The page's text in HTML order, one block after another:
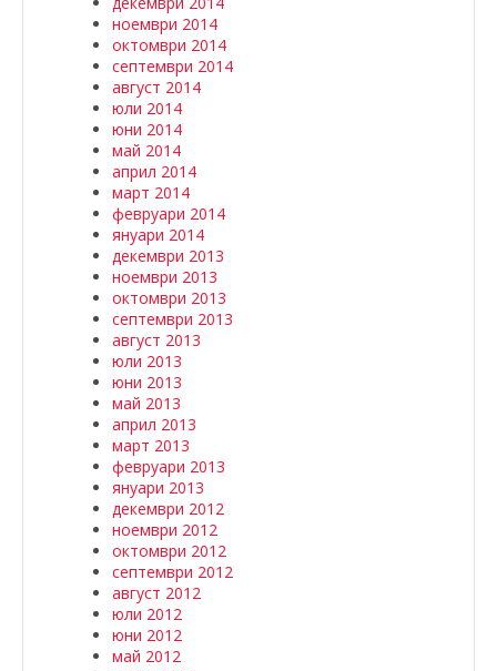
ноември 2014
октомври 2014
септември 2014
август 2014
юли 2014
юни 2014
май 2014
април 2014
март 2014
февруари 2014
януари 2014
декември 2013
ноември 2013
октомври 2013
септември 2013
август 2013
юли 2013
юни 2013
май 2013
април 2013
март 2013
февруари 2013
януари 2013
декември 2012
ноември 2012
октомври 2012
септември 2012
август 2012
юли 2012
юни 2012
май 2012